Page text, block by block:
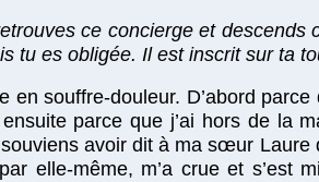
ce concierge et
tu es obligée. Il est inscrit sur ta
en souffre-douleur. D’abord
parce que j’ai hors de la
avoir dit à ma sœur Laure
elle-même, m’a crue et s’est